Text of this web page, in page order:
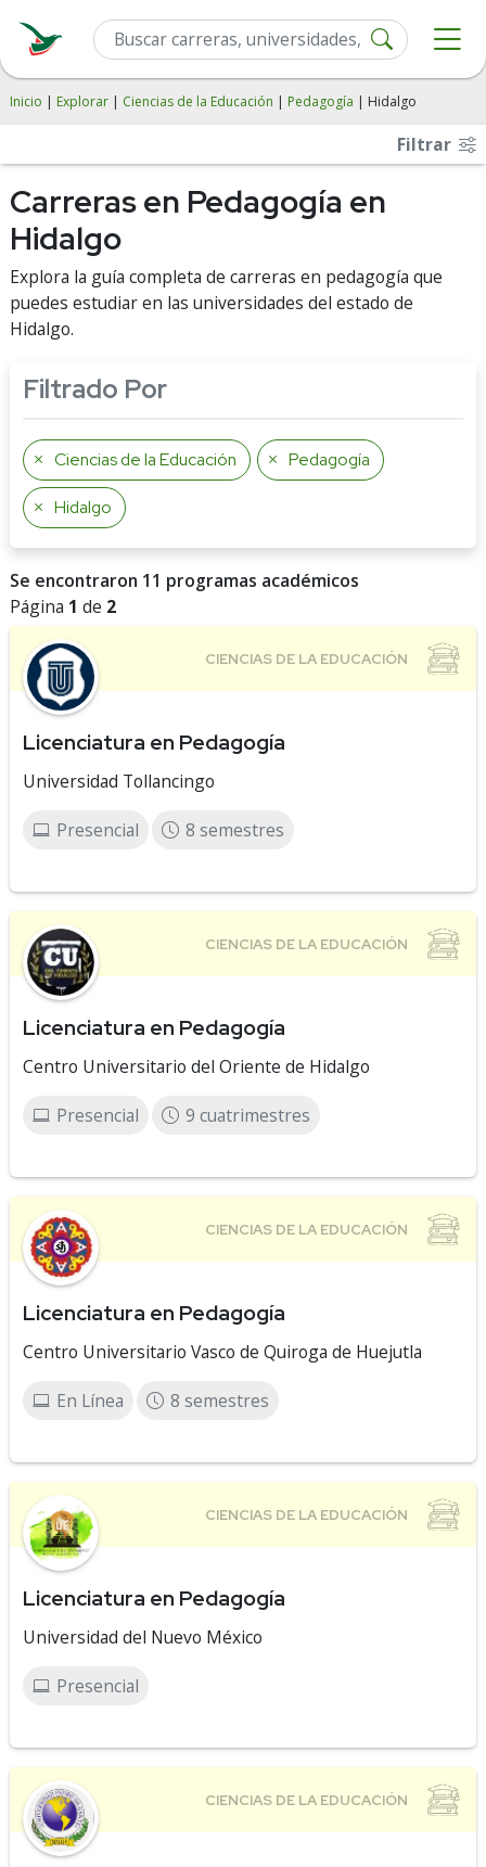
Inicio | Explorar | Ciencias de la Educación | Pedagogía | Hidalgo
Filtrar
Carreras en Pedagogía en
Hidalgo
Explora la guía completa de carreras en pedagogía que
puedes estudiar en las universidades del estado de
Hidalgo.
Filtrado Por
Ciencias de la Educación Pedagogía
Hidalgo
Se encontraron 11 programas académicos
Página 1 de 2
Licenciatura en Pedagogía
Universidad Tollancingo
Presencial 8 semestres
Licenciatura en Pedagogía
Centro Universitario del Oriente de Hidalgo
Presencial 9 cuatrimestres
Licenciatura en Pedagogía
Centro Universitario Vasco de Quiroga de Huejutla
En Línea 8 semestres
Licenciatura en Pedagogía
Universidad del Nuevo México
Presencial